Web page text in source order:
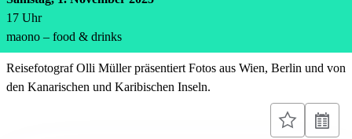
17 Uhr
maono – food & drinks
Reisefotograf Olli Müller präsentiert Fotos aus Wien, Berlin und von
den Kanarischen und Karibischen Inseln.